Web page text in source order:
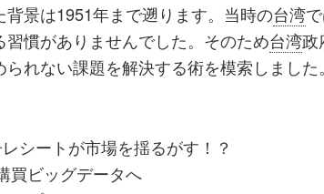
景は1951年まで遡ります。当時の台湾
慣がありませんでした。そのため台湾政
れない課題を解決する術を模索しました。
シートが市場を揺るがす！？
買ビッグデータへ